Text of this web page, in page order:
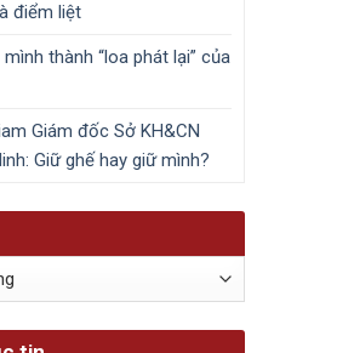
điểm liệt
thành “loa phát lại” của
Giám đốc Sở KH&CN
Giữ ghế hay giữ mình?